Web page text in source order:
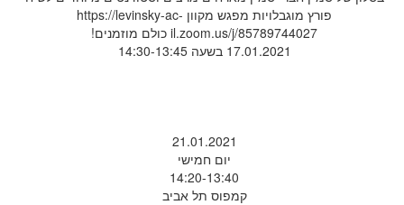
פורץ מוגבלויות מפגש מקוון https://levinsky-ac-
il.zoom.us/j/85789744027 כולם מוזמנים!
17.01.2021 בשעה 14:30-13:45
21.01.2021
יום חמישי
14:20-13:40
קמפוס תל אביב